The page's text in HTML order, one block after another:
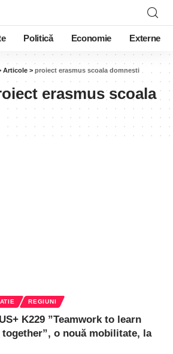
Politică Economie Externe
Articole > proiect erasmus scoala domnesti
erasmus scoala
REGIUNI
K229 ”Teamwork to learn
o nouă mobilitate, la